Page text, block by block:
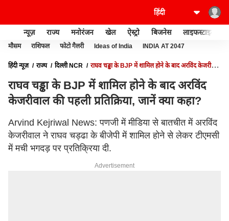
न्यूज़ राज्य मनोरंजन खेल ऐस्ट्रो बिजनेस लाइफस्टाइल
मौसम राशिफल फोटो गैलरी Ideas of India INDIA AT 2047
हिंदी न्यूज़ राज्य दिल्ली NCR
राघव चड्ढा के BJP में शामिल होने के बाद अरविंद केजरीवाल
राघव चड्ढा के BJP में शामिल होने के बाद अरविंद
केजरीवाल की पहली प्रतिक्रिया, जानें क्या कहा?
Arvind Kejriwal News: पणजी में मीडिया से बातचीत में अरविंद
केजरीवाल ने राघव चड्ढा के बीजेपी में शामिल होने से लेकर टीएमसी
में मची भगदड़ पर प्रतिक्रिया दी.
Advertisement